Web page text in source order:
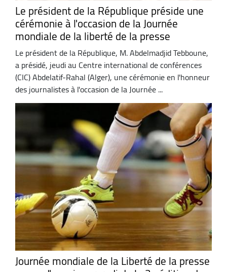
Le président de la République préside une
cérémonie à l'occasion de la Journée
mondiale de la liberté de la presse
Le président de la République, M. Abdelmadjid Tebboune,
a présidé, jeudi au Centre international de conférences
(CIC) Abdelatif-Rahal (Alger), une cérémonie en l'honneur
des journalistes à l'occasion de la Journée ...
Journée mondiale de la Liberté de la presse